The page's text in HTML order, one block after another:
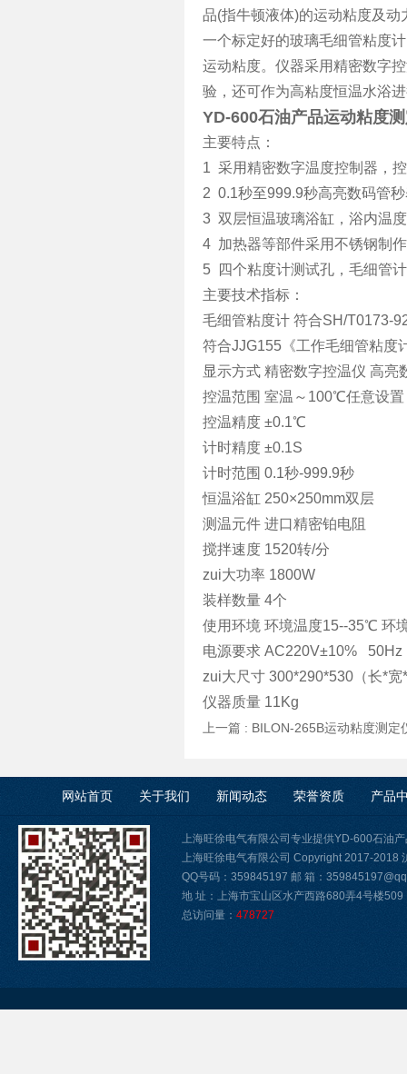
品(指牛顿液体)的运动粘度及
一个标定好的玻璃毛细管粘度
运动粘度。仪器采用精密数字
验，还可作为高粘度恒温水浴
YD-600石油产品运动粘度
主要特点：
1 采用精密数字温度控制器，
2 0.1秒至999.9秒高亮数码管
3 双层恒温玻璃浴缸，浴内温
4 加热器等部件采用不锈钢制
5 四个粘度计测试孔，毛细管
主要技术指标：
毛细管粘度计 符合SH/T0173-
符合JJG155《工作毛细管粘
显示方式 精密数字控温仪 高
控温范围 室温～100℃任意设
控温精度 ±0.1℃
计时精度 ±0.1S
计时范围 0.1秒-999.9秒
恒温浴缸 250×250mm双层
测温元件 进口精密铂电阻
搅拌速度 1520转/分
zui大功率 1800W
装样数量 4个
使用环境 环境温度15--35℃ 环
电源要求 AC220V±10%
zui大尺寸 300*290*530（长*
仪器质量 11Kg
上一篇 : BILON-265B运动粘度测定
网站首页 关于我们 新闻动态 荣誉资质 产品
上海旺徐电气有限公司专业提供YD-600石油
上海旺徐电气有限公司 Copyright 2017-2018
QQ号码：359845197 邮 箱：
地 址：上海市宝山区水产西路680弄4号楼509
总访问量： 478727